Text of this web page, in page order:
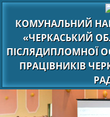
КОМУНАЛЬНИЙ
«ЧЕРКАСЬКИЙ
ПІСЛЯДИПЛОМНОЇ
ПРАЦІВНИКІВ